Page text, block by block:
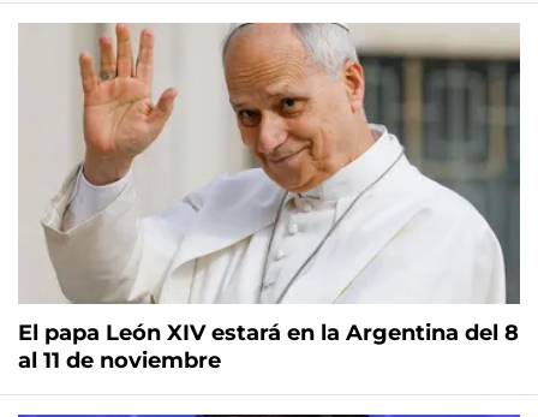
El papa León XIV estará en la Argentina del 8
al 11 de noviembre